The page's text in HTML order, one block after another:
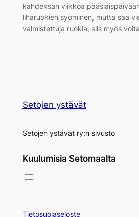
kahdeksan viikkoa
liharuokien syöminen, mutta saa
valmistettuja ruokia, siis myös
Setojen ystävät
Setojen ystävät ry:n sivusto
Kuulumisia Setomaalta
Tietosuojaseloste